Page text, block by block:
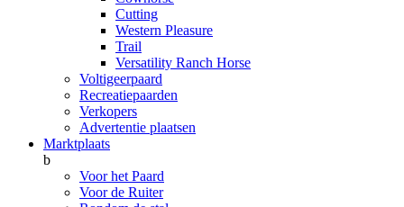
Cutting
Western Pleasure
Trail
Versatility Ranch Horse
Voltigeerpaard
Recreatiepaarden
Verkopers
Advertentie plaatsen
Marktplaats
b
Voor het Paard
Voor de Ruiter